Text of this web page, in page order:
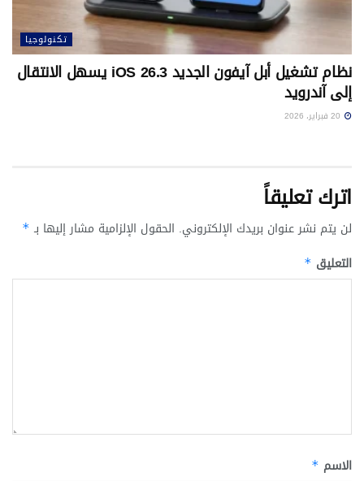
تكنولوجيا
نظام تشغيل أبل آيفون الجديد iOS 26.3 يسهل الانتقال
إلى آندرويد
اترك تعليقاً
لن يتم نشر عنوان بريدك الإلكتروني. الحقول الإلزامية مشار إليها بـ *
التعليق *
الاسم *